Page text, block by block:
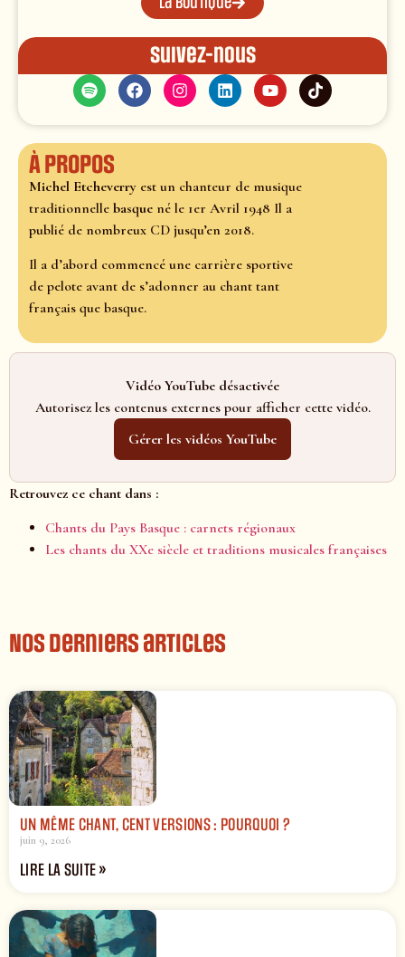
Suivez-nous
À propos
Michel Etcheverry est un chanteur de musique
traditionnelle basque né le 1er Avril 1948 Il a
publié de nombreux CD jusqu’en 2018.
Il a d’abord commencé une carrière sportive
de pelote avant de s’adonner au chant tant
français que basque.
Vidéo YouTube désactivée
Autorisez les contenus externes pour afficher cette vidéo.
Gérer les vidéos YouTube
Retrouvez ce chant dans :
Chants du Pays Basque : carnets régionaux
Les chants du XXe siècle et traditions musicales françaises
Nos derniers articles
UN MÊME CHANT, CENT VERSIONS : POURQUOI ?
juin 9, 2026
LIRE LA SUITE »